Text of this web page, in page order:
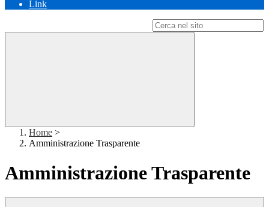
Link
Home >
Amministrazione Trasparente
Amministrazione Trasparente